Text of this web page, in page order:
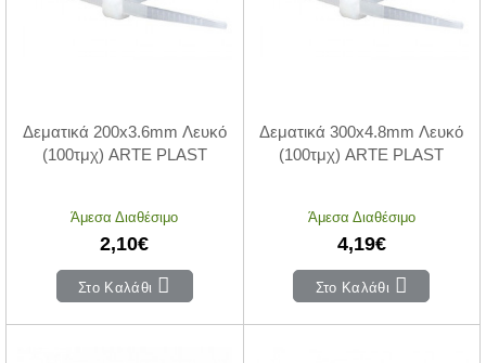
Δεματικά 200x3.6mm Λευκό
(100τμχ) ARTE PLAST
Άμεσα Διαθέσιμο
2,10€
Στο Καλάθι
Δεματικά 300x4.8mm Λευκό
(100τμχ) ARTE PLAST
Άμεσα Διαθέσιμο
4,19€
Στο Καλάθι